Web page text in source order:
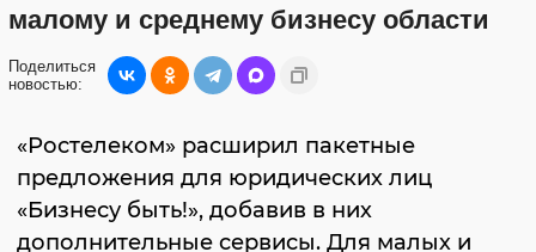
малому и среднему бизнесу области
Поделиться
новостью:
«Ростелеком» расширил пакетные
предложения для юридических лиц
«Бизнесу быть!», добавив в них
дополнительные сервисы. Для малых и